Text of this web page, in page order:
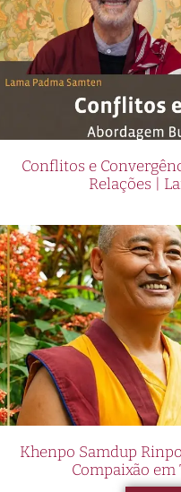
Conflitos e
Relações |
Khenpo Samdup
Compaixão em